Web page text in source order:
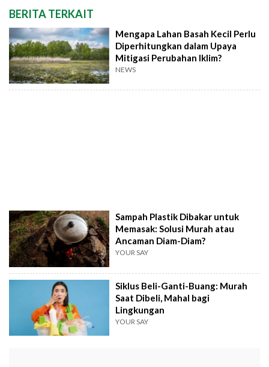
BERITA TERKAIT
Mengapa Lahan Basah Kecil Perlu
Diperhitungkan dalam Upaya
Mitigasi Perubahan Iklim?
NEWS
Sampah Plastik Dibakar untuk
Memasak: Solusi Murah atau
Ancaman Diam-Diam?
YOUR SAY
Siklus Beli-Ganti-Buang: Murah
Saat Dibeli, Mahal bagi
Lingkungan
YOUR SAY